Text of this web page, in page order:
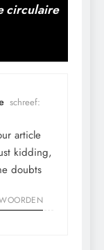
circulaire
schreef:
article
kidding,
doubts